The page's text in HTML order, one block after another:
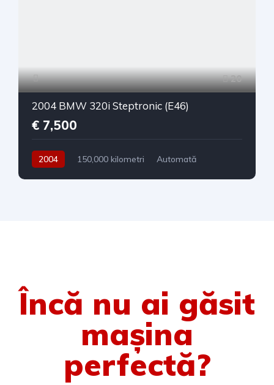
20
2004 BMW 320i Steptronic (E46)
€ 7,500
2004 150,000 kilometri
Automată
Încă nu ai găsit
mașina
perfectă?